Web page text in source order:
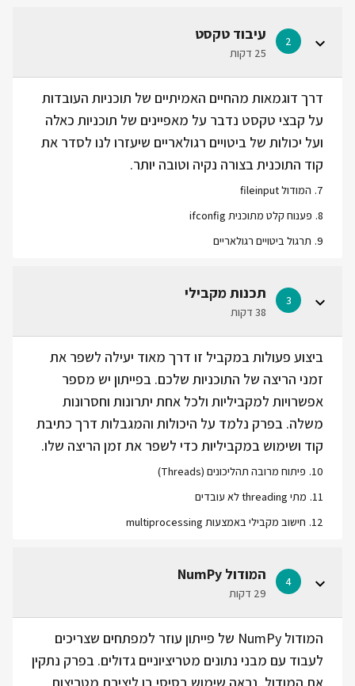
2 עיבוד טקסט
25 דקות
דרך דוגמאות מהחיים האמיתיים של תוכניות העובדות
על קבצי טקסט נדבר על מאפיינים של תוכניות כאלה
ועל יכולות של ביטויים רגולאריים שיעזרו לנו לסדר את
קוד התוכנית בצורה נקיה וטובה יותר.
7
. המודול fileinput
8
. פענוח קלט מתוכנית ifconfig
9
. תרגול ביטויים רגולאריים
3 תכנות מקבילי
38 דקות
ביצוע פעולות במקביל זו דרך מאוד יעילה לשפר את
זמני הריצה של התוכניות שלכם. בפייתון יש מספר
אפשרויות למקביליות ולכל אחת יתרונות וחסרונות
משלה. בפרק נלמד על היכולות והמגבלות דרך כתיבת
קוד ושימוש במקביליות כדי לשפר את זמן הריצה שלו.
10
. פיתוח מרובה תהליכונים (Threads)
11
. מתי threading לא עובדים
12
. חישוב מקבילי באמצעות multiprocessing
4 המודול NumPy
29 דקות
המודול NumPy של פייתון עוזר למפתחים שצריכים
לעבוד עם מבני נתונים מטריציוניים גדולים. בפרק נתקין